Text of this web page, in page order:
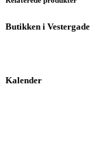
Butikken i Vestergade
Kalender